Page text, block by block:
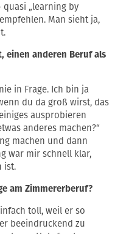
„learning by
Man sieht ja,
einen anderen Beruf als
in Frage. Ich bin ja
du da groß wirst, das
ausprobieren
anderes machen?“
machen und dann
war mir schnell klar,
ist.
am Zimmererberuf?
toll, weil er so
beeindruckend zu